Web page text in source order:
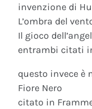
invenzione di
L’ombra del
Il gioco
entrambi citati
questo invece è
Fiore Nero
citato in